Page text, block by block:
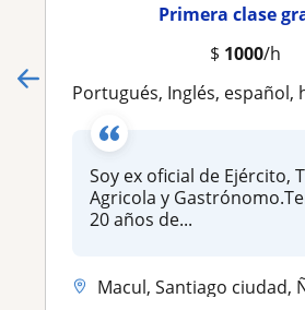
Primera clase
$ 1000/h
Portugués, Inglés, español, horticultura urbana, culinaria
Soy ex oficial de Ejército,
Agricola y
20 años de...
Macul, Santiago ciudad, Ñuñoa,